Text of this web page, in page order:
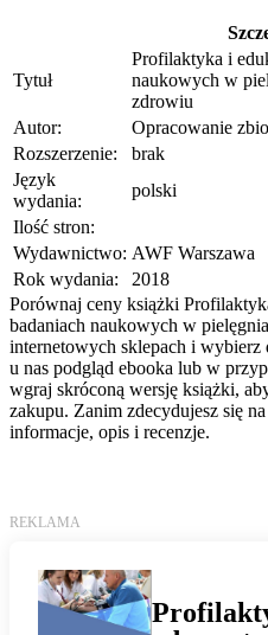
Tytuł
Profilaktyka i
naukowych w
zdrowiu
Autor:
Opracowanie
Rozszerzenie:
brak
Język
wydania:
polski
Ilość stron:
Wydawnictwo: AWF Warszawa
Rok wydania:
2018
Porównaj ceny książki
badaniach naukowych w
internetowych sklepach i wybierz
u nas podgląd ebooka lub w
wgraj skróconą wersję książki,
zakupu. Zanim zdecydujesz się
informacje, opis i recenzje.